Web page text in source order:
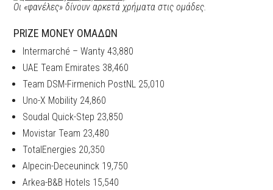
Οι «φανέλες» δίνουν αρκετά χρήματα στις ομάδες.
PRIZE MONEY ΟΜΑΔΩΝ
Intermarché – Wanty 43,880
UAE Team Emirates 38,460
Team DSM-Firmenich PostNL 25,010
Uno-X Mobility 24,860
Soudal Quick-Step 23,850
Movistar Team 23,480
TotalEnergies 20,350
Alpecin-Deceuninck 19,750
Arkea-B&B Hotels 15,540